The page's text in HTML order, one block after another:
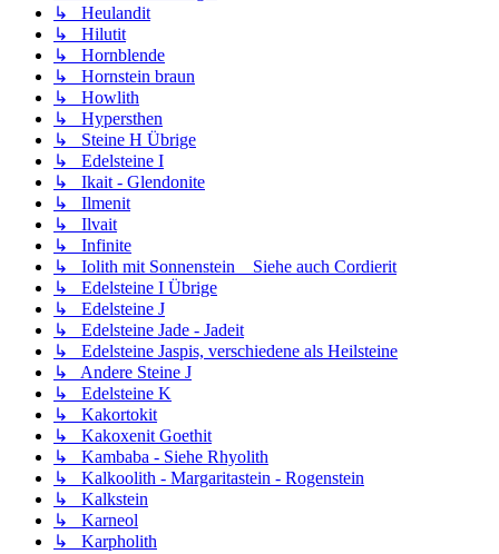
↳ Heulandit
↳ Hilutit
↳ Hornblende
↳ Hornstein braun
↳ Howlith
↳ Hypersthen
↳ Steine H Übrige
↳ Edelsteine I
↳ Ikait - Glendonite
↳ Ilmenit
↳ Ilvait
↳ Infinite
↳ Iolith mit Sonnenstein _ Siehe auch Cordierit
↳ Edelsteine I Übrige
↳ Edelsteine J
↳ Edelsteine Jade - Jadeit
↳ Edelsteine Jaspis, verschiedene als Heilsteine
↳ Andere Steine J
↳ Edelsteine K
↳ Kakortokit
↳ Kakoxenit Goethit
↳ Kambaba - Siehe Rhyolith
↳ Kalkoolith - Margaritastein - Rogenstein
↳ Kalkstein
↳ Karneol
↳ Karpholith